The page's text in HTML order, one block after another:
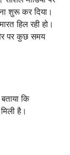
शुरू कर दिया।
हिल रही हो।
पर कुछ समय
कि
है।